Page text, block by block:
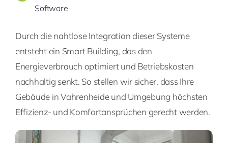
Software
Durch die nahtlose Integration dieser Systeme
entsteht ein Smart Building, das den
Energieverbrauch optimiert und Betriebskosten
nachhaltig senkt. So stellen wir sicher, dass Ihre
Gebäude in Vahrenheide und Umgebung höchsten
Effizienz- und Komfortansprüchen gerecht werden.